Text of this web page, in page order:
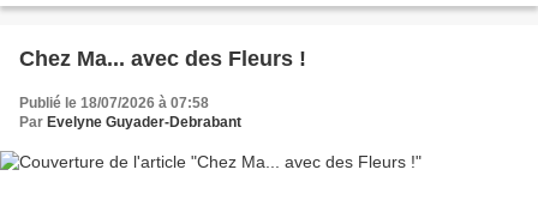
Chez Ma... avec des Fleurs !
Publié le 18/07/2026 à 07:58
Par Evelyne Guyader-Debrabant